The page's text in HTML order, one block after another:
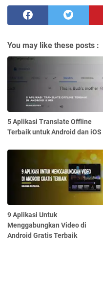
You may like these posts :
5 Aplikasi Translate Offline
Terbaik untuk Android dan iOS
9 Aplikasi Untuk
Menggabungkan Video di
Android Gratis Terbaik